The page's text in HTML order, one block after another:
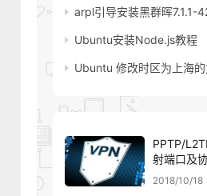
arpl引导安装黑群晖7.1.1-
Ubuntu安装Node.js教程
Ubuntu 修改时区为上海的
PPTP/
射端口及
2018/10/18